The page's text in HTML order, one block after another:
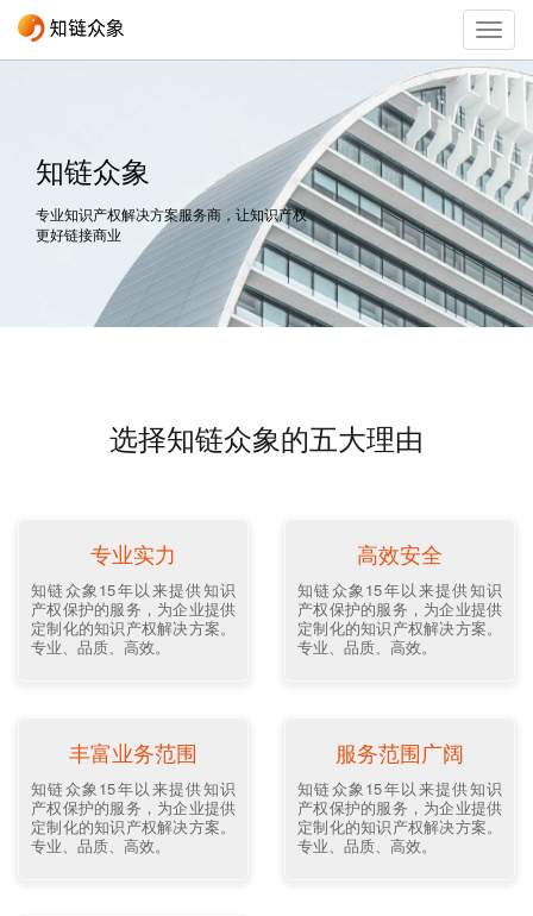
知链众象
专业知识产权解决方案服务商，让知识产权
更好链接商业
选择知链众象的五大理由
专业实力
知链众象15年以来提供知识
产权保护的服务，为企业提供
定制化的知识产权解决方案。
专业、品质、高效。
高效安全
知链众象15年以来提供知识
产权保护的服务，为企业提供
定制化的知识产权解决方案。
专业、品质、高效。
丰富业务范围
知链众象15年以来提供知识
产权保护的服务，为企业提供
定制化的知识产权解决方案。
专业、品质、高效。
服务范围广阔
知链众象15年以来提供知识
产权保护的服务，为企业提供
定制化的知识产权解决方案。
专业、品质、高效。